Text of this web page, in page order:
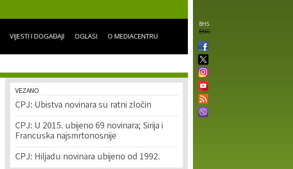
BHS
ENG
VIJESTI I DOGAĐAJI OGLASI O MEDIACENTRU
VEZANO
CPJ: Ubistva novinara su ratni zločin
CPJ: U 2015. ubijeno 69 novinara; Sirija i
Francuska najsmrtonosnije
CPJ: Hiljadu novinara ubijeno od 1992.